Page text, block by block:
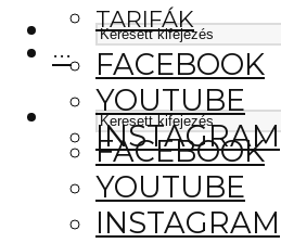
FACEBOOK
YOUTUBE
INSTAGRAM
TARIFÁK
···
FACEBOOK
YOUTUBE
INSTAGRAM